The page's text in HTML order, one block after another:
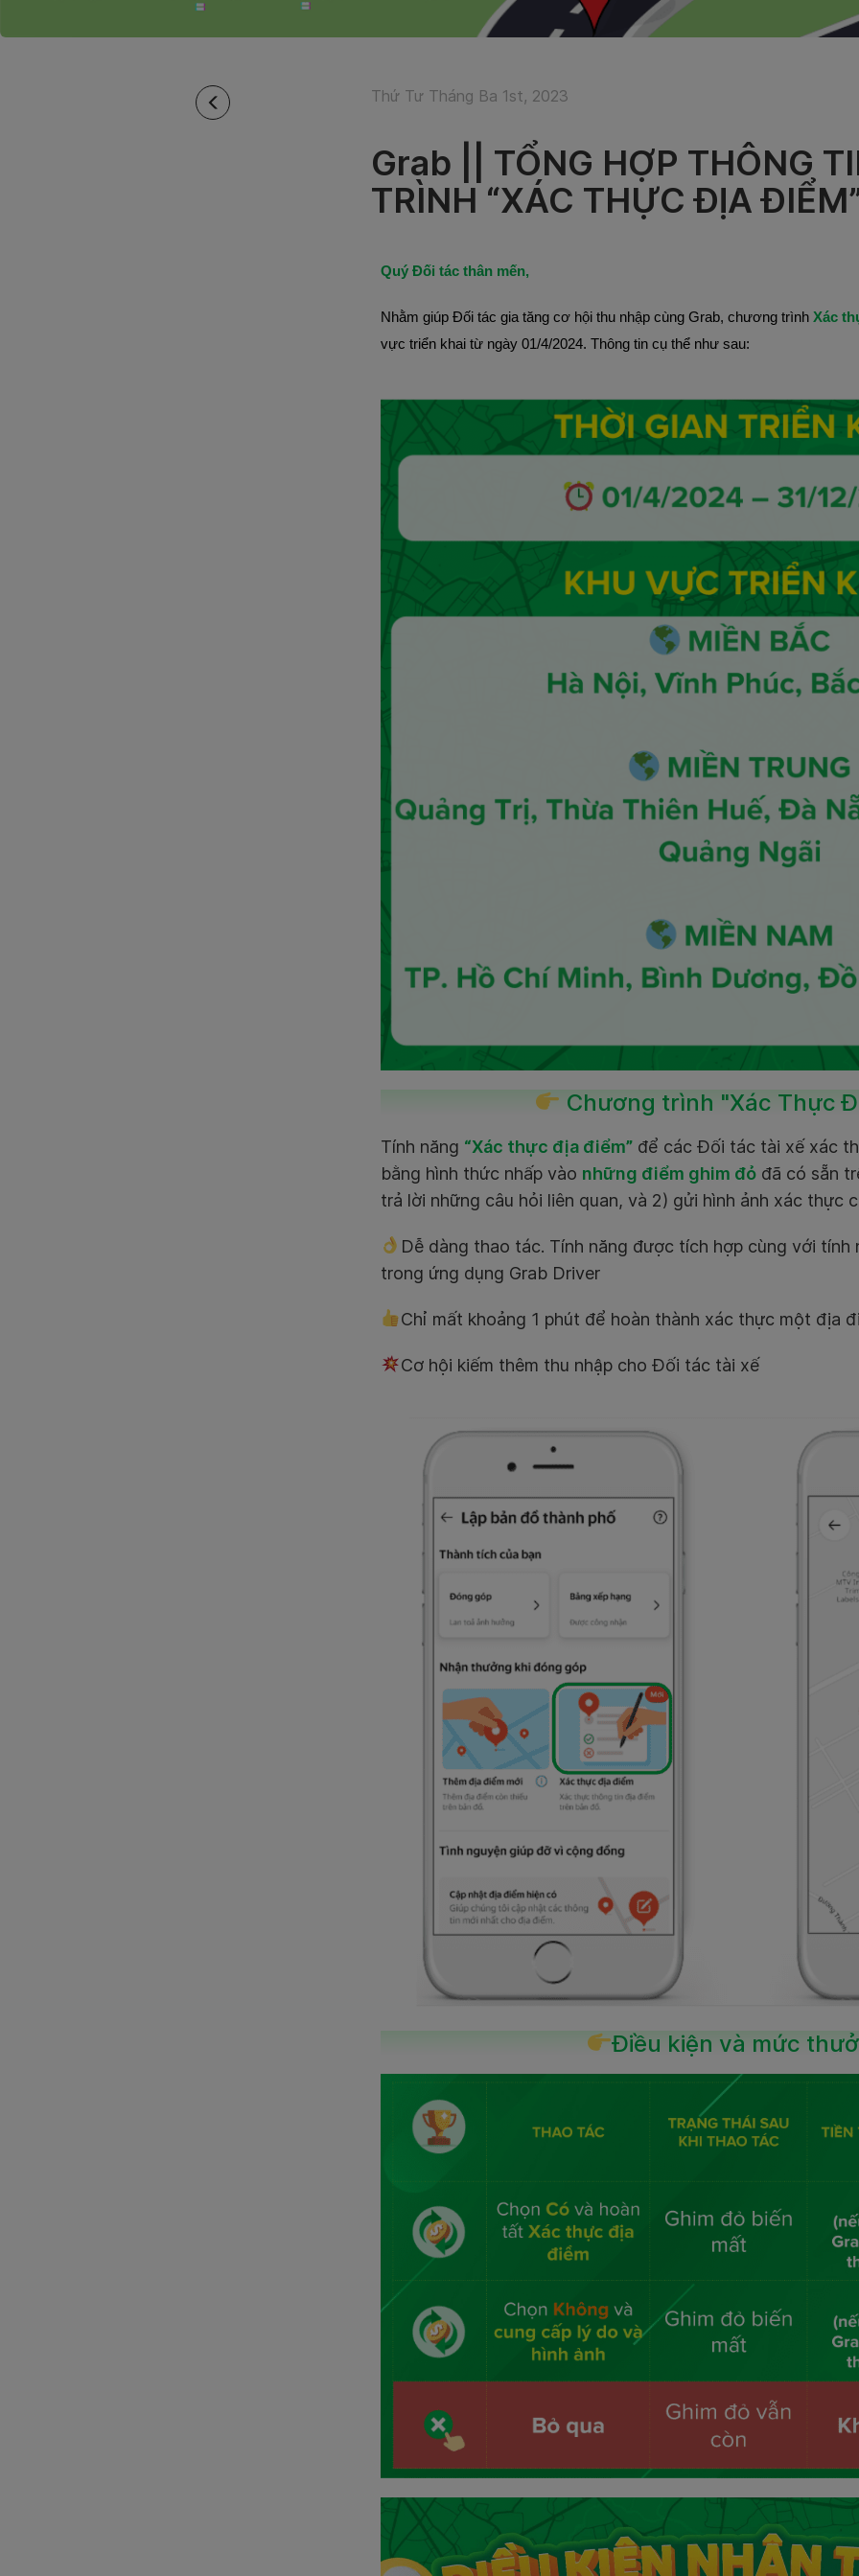
Thứ Tư Tháng Ba 1st, 2023
Grab || TỔNG HỢP THÔNG
TRÌNH “XÁC THỰC ĐỊA
Quý Đối tác thân mến,
Nhằm giúp Đối tác gia tăng cơ hội thu nhập cùng Grab, chương trình Xác
vực triển khai từ ngày 01/4/2024. Thông tin cụ thể như sau:
Chương trình "Xác Thực
Tính năng “Xác thực địa điểm” để các Đối tác tài xế xác
bằng hình thức nhấp vào những điểm ghim đỏ đã có sẵn
trả lời những câu hỏi liên quan, và 2) gửi hình ảnh xác thực
Dễ dàng thao tác. Tính năng được tích hợp cùng với tính
trong ứng dụng Grab Driver
Chỉ mất khoảng 1 phút để hoàn thành xác thực một địa
Cơ hội kiếm thêm thu nhập cho Đối tác tài xế
Điều kiện và mức